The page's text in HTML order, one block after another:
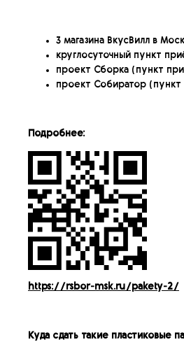
3 магазина ВкусВилл в
круглосуточный пункт
проект Сборка (пункт
проект Собиратор (пункт
Подробнее:
https://rsbor-msk.ru/pakety-2/
Куда сдать такие пластиковые